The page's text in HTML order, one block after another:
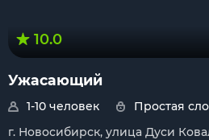
10.0
Ужасающий
1-10 человек
Простая
г. Новосибирск, улица Дуси